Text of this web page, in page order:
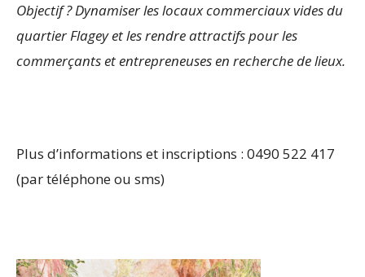
Objectif ? Dynamiser les locaux commerciaux vides du
quartier Flagey et les rendre attractifs pour les
commerçants et entrepreneuses en recherche de lieux.
Plus d’informations et inscriptions : 0490 522 417
(par téléphone ou sms)